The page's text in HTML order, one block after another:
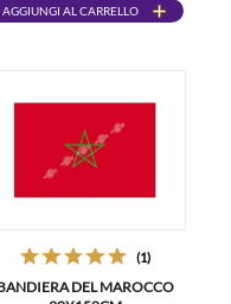
AGGIUNGI AL CARRELLO
(1)
DEL MAROCCO